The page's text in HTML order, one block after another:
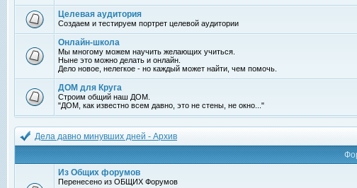
Целевая аудитория
Создаем и тестируем портрет целевой аудитории
Онлайн-школа
Мы многому можем научить желающих учиться.
Ныне это можно делать и онлайн.
Дело новое, нелегкое - но каждый может найти, чем помочь.
ДОМ для Круга
Строим общий наш ДОМ.
"ДОМ, как известно всем давно, это не стены, не окно..."
Дела давно минувших дней - Архив
Из Общих форумов
Перенесено из ОБЩИХ Форумов